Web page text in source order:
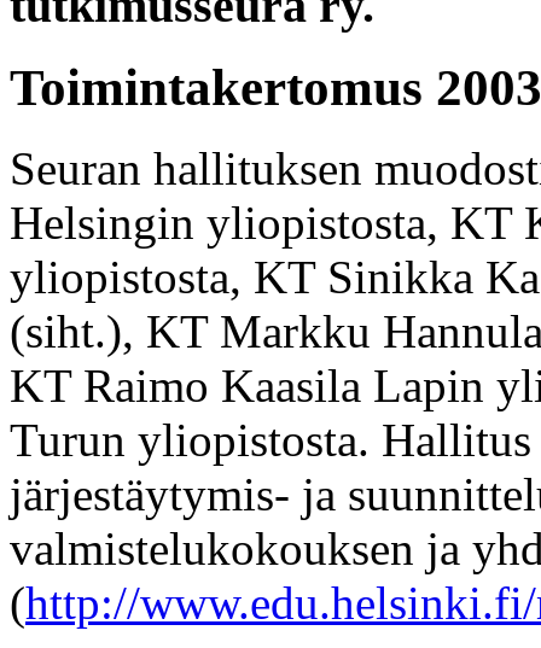
Toimintakertomus
Seuran hallituksen
Helsingin yliopistosta, KT
yliopistosta, KT Sinikka
(siht.), KT Markku
KT Raimo Kaasila Lapin
Turun yliopistosta.
järjestäytymis- ja
valmistelukokouksen ja
(http://